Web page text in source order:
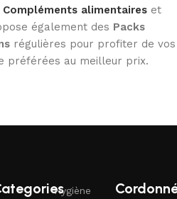
Compléments alimentaires et
également des Packs
régulières pour profiter de vos
préférées au meilleur prix.
Hygiène